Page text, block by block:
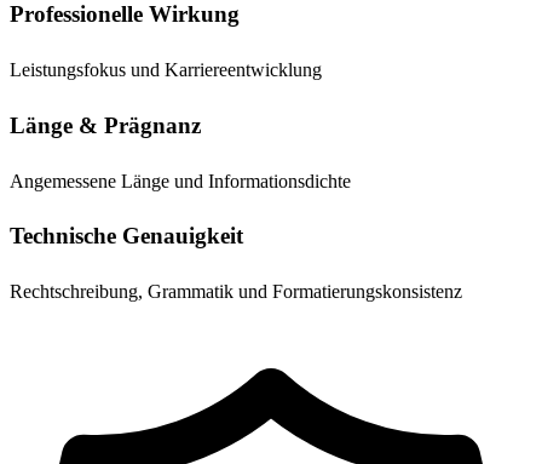
Professionelle Wirkung
Leistungsfokus und Karriereentwicklung
Länge & Prägnanz
Angemessene Länge und Informationsdichte
Technische Genauigkeit
Rechtschreibung, Grammatik und Formatierungskonsistenz